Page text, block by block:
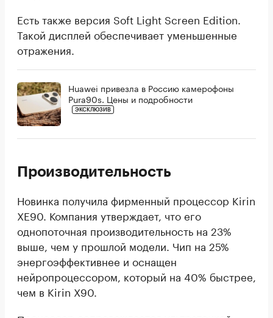
Есть также версия Soft Light Screen Edition.
Такой дисплей обеспечивает уменьшенные
отражения.
Huawei привезла в Россию камерофоны
Pura90s. Цены и подробности
ЭКСКЛЮЗИВ
Производительность
Новинка получила фирменный процессор Kirin
XE90. Компания утверждает, что его
однопоточная производительность на 23%
выше, чем у прошлой модели. Чип на 25%
энергоэффективнее и оснащен
нейропроцессором, который на 40% быстрее,
чем в Kirin X90.